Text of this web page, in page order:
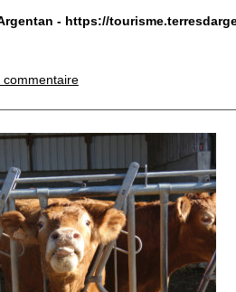
- https://
commentaire